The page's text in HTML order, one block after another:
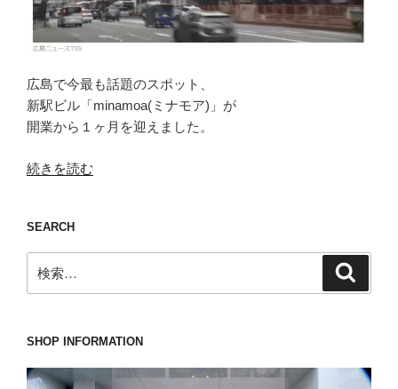
広島で今最も話題のスポット、
新駅ビル「minamoa(ミナモア)」が
開業から１ヶ月を迎えました。
“順
滑
り
出
し
い
nomiamo(ノ
続きを読む
SEARCH
索:
SHOP INFORMATION